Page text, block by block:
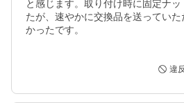
と感じます。取り付け時に固定ナ
たが、速やかに交換品を送ってい
かったです。
違